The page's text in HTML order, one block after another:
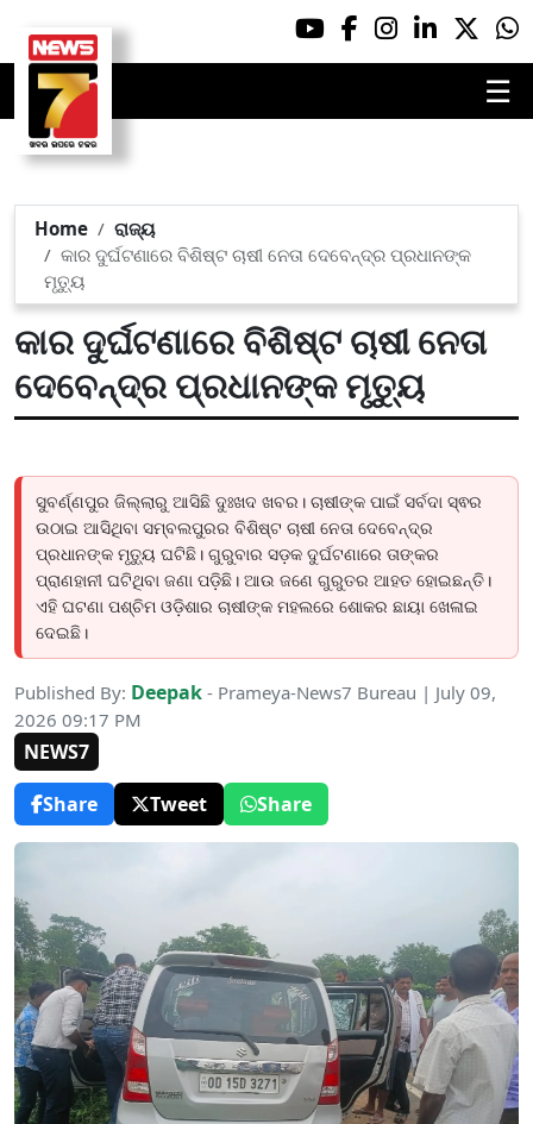
☰
Home
ରାଜ୍ୟ
କାର ଦୁର୍ଘଟଣାରେ ବିଶିଷ୍ଟ ଚାଷୀ ନେତା ଦେବେନ୍ଦ୍ର ପ୍ରଧାନଙ୍କ
ମୃତ୍ୟୁ
କାର ଦୁର୍ଘଟଣାରେ ବିଶିଷ୍ଟ ଚାଷୀ ନେତା
ଦେବେନ୍ଦ୍ର ପ୍ରଧାନଙ୍କ ମୃତ୍ୟୁ
ସୁବର୍ଣ୍ଣପୁର ଜିଲ୍ଲାରୁ ଆସିଛି ଦୁଃଖଦ ଖବର। ଚାଷୀଙ୍କ ପାଇଁ ସର୍ବଦା ସ୍ଵର
ଉଠାଇ ଆସିଥିବା ସମ୍ବଲପୁରର ବିଶିଷ୍ଟ ଚାଷୀ ନେତା ଦେବେନ୍ଦ୍ର
ପ୍ରଧାନଙ୍କ ମୃତ୍ୟୁ ଘଟିଛି। ଗୁରୁବାର ସଡ଼କ ଦୁର୍ଘଟଣାରେ ତାଙ୍କର
ପ୍ରାଣହାନୀ ଘଟିଥିବା ଜଣା ପଡ଼ିଛି। ଆଉ ଜଣେ ଗୁରୁତର ଆହତ ହୋଇଛନ୍ତି।
ଏହି ଘଟଣା ପଶ୍ଚିମ ଓଡ଼ିଶାର ଚାଷୀଙ୍କ ମହଲରେ ଶୋକର ଛାୟା ଖେଳାଇ
ଦେଇଛି।
Published By: Deepak - Prameya-News7 Bureau | July 09,
2026 09:17 PM
NEWS7
Share
Tweet Share